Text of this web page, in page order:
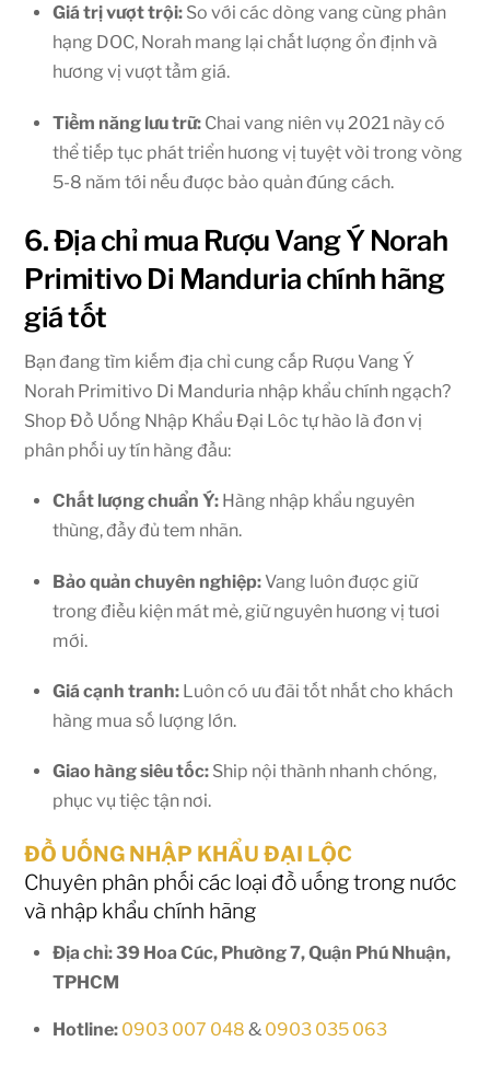
Giá trị vượt trội: So với các dòng vang cùng phân
hạng DOC, Norah mang lại chất lượng ổn định và
hương vị vượt tầm giá.
Tiềm năng lưu trữ: Chai vang niên vụ 2021 này có
thể tiếp tục phát triển hương vị tuyệt vời trong vòng
5-8 năm tới nếu được bảo quản đúng cách.
6. Địa chỉ mua Rượu Vang Ý Norah
Primitivo Di Manduria chính hãng
giá tốt
Bạn đang tìm kiếm địa chỉ cung cấp Rượu Vang Ý
Norah Primitivo Di Manduria nhập khẩu chính ngạch?
Shop Đồ Uống Nhập Khẩu Đại Lôc tự hào là đơn vị
phân phối uy tín hàng đầu:
Chất lượng chuẩn Ý: Hàng nhập khẩu nguyên
thùng, đầy đủ tem nhãn.
Bảo quản chuyên nghiệp:Vang luôn được giữ
trong điều kiện mát mẻ, giữ nguyên hương vị tươi
mới.
Giá cạnh tranh: Luôn có ưu đãi tốt nhất cho khách
hàng mua số lượng lớn.
Giao hàng siêu tốc: Ship nội thành nhanh chóng,
phục vụ tiệc tận nơi.
ĐỒ UỐNG NHẬP KHẨU ĐẠI LỘC
Chuyên phân phối các loại đồ uống trong nước
và nhập khẩu chính hãng
Địa chỉ: 39 Hoa Cúc, Phường 7, Quận Phú Nhuận,
TPHCM
Hotline: 0903 007 048 & 0903 035 063